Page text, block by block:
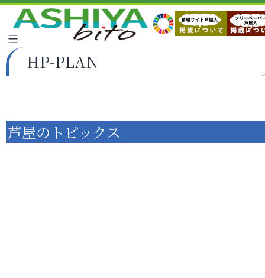
HP-PLAN
芦屋のトピックス